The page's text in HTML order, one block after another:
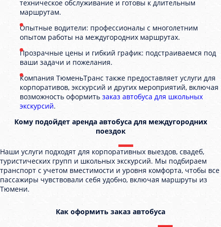
техническое обслуживание и готовы к длительным
маршрутам.
Опытные водители: профессионалы с многолетним
опытом работы на междугородних маршрутах.
Прозрачные цены и гибкий график: подстраиваемся под
ваши задачи и пожелания.
Компания ТюменьТранс также предоставляет услуги для
корпоративов, экскурсий и других мероприятий, включая
возможность оформить заказ автобуса для школьных
экскурсий.
Кому подойдет аренда автобуса для междугородних
поездок
Наши услуги подходят для корпоративных выездов, свадеб,
туристических групп и школьных экскурсий. Мы подбираем
транспорт с учетом вместимости и уровня комфорта, чтобы все
пассажиры чувствовали себя удобно, включая маршруты из
Тюмени.
Как оформить заказ автобуса